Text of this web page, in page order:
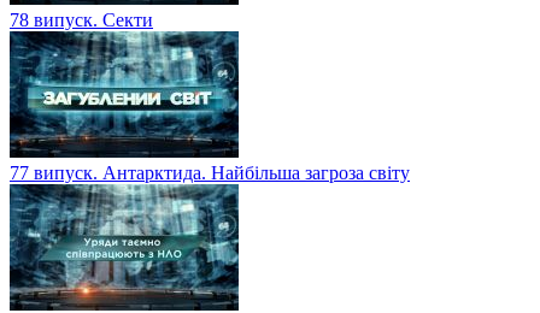
78 випуск. Секти
77 випуск. Антарктида. Найбільша загроза світу